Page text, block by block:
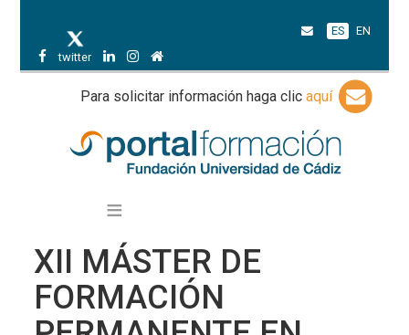
twitter
ES EN
Para solicitar información haga clic aquí
XII MÁSTER DE
FORMACIÓN